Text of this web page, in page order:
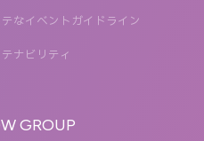
なイベントガイドライン
ナビリティ
GROUP